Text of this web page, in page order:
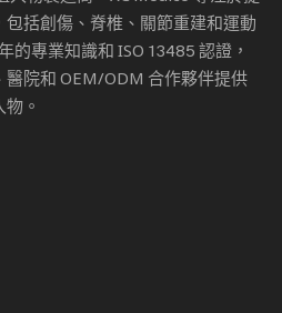
括創傷、脊椎、關節重建和運動
的專業知識和 ISO 13485 認證，
院和 OEM/ODM 合作夥伴提供
。